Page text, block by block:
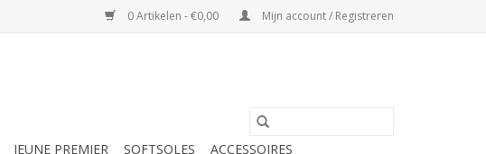
0 Artikelen - €0,00 Mijn account / Registreren
JEUNE PREMIER SOFTSOLES
ACCESSOIRES